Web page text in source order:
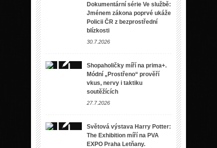
Dokumentární série Ve službě:
Jménem zákona poprvé ukáže
Policii ČR z bezprostřední
blízkosti
30.7.2026
Shopaholičky míří na prima+.
Módní „Prostřeno“ prověří
vkus, nervy i taktiku
soutěžících
27.7.2026
Světová výstava Harry Potter:
The Exhibition míří na PVA
EXPO Praha Letňany.